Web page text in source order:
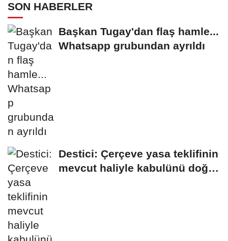
SON HABERLER
Başkan Tugay'dan flaş hamle...
Whatsapp grubundan ayrıldı
Destici: Çerçeve yasa teklifinin
mevcut haliyle kabulünü doğru